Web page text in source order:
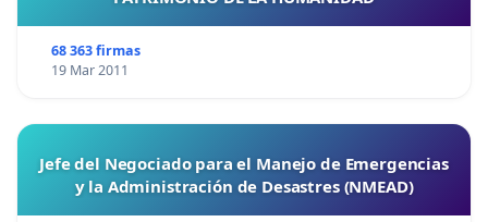
68 363 firmas
19 Mar 2011
Jefe del Negociado para el Manejo de Emergencias
y la Administración de Desastres (NMEAD)